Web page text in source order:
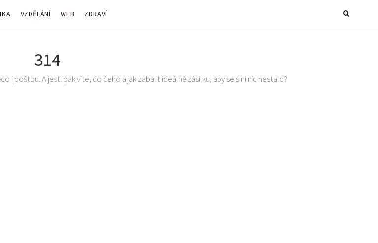
VZDĚLÁNÍ WEB ZDRAVÍ
314
i poštou. A jestlipak víte, do čeho a jak zabalit ideálně zásilku, aby se s ní nic nestalo?